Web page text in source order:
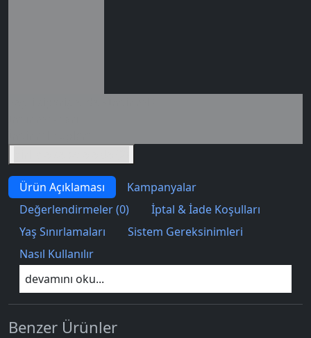
Ürün Açıklaması
Kampanyalar
Değerlendirmeler (0)
İptal & İade Koşulları
Yaş Sınırlamaları
Sistem Gereksinimleri
Nasıl Kullanılır
devamını oku...
Benzer Ürünler